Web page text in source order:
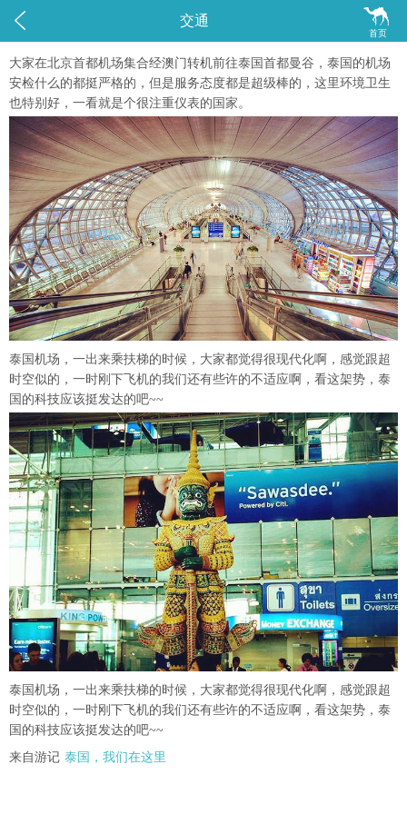
 
首页
交通
大家在北京首都机场集合经澳门转机前往泰国首都曼谷，泰国的机场
安检什么的都挺严格的，但是服务态度都是超级棒的，这里环境卫生
也特别好，一看就是个很注重仪表的国家。
泰国机场，一出来乘扶梯的时候，大家都觉得很现代化啊，感觉跟超
时空似的，一时刚下飞机的我们还有些许的不适应啊，看这架势，泰
国的科技应该挺发达的吧~~
泰国机场，一出来乘扶梯的时候，大家都觉得很现代化啊，感觉跟超
时空似的，一时刚下飞机的我们还有些许的不适应啊，看这架势，泰
国的科技应该挺发达的吧~~
来自游记 泰国，我们在这里